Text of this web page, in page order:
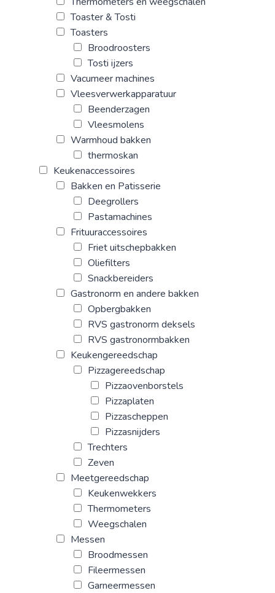
Toaster & Tosti
Toasters
Broodroosters
Tosti ijzers
Vacumeer machines
Vleesverwerkapparatuur
Beenderzagen
Vleesmolens
Warmhoud bakken
thermoskan
Keukenaccessoires
Bakken en Patisserie
Deegrollers
Pastamachines
Frituuraccessoires
Friet uitschepbakken
Oliefilters
Snackbereiders
Gastronorm en andere bakken
Opbergbakken
RVS gastronorm deksels
RVS gastronormbakken
Keukengereedschap
Pizzagereedschap
Pizzaovenborstels
Pizzaplaten
Pizzascheppen
Pizzasnijders
Trechters
Zeven
Meetgereedschap
Keukenwekkers
Thermometers
Weegschalen
Messen
Broodmessen
Fileermessen
Garneermessen